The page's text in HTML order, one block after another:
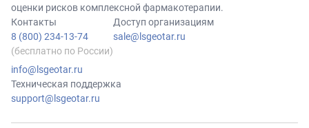
оценки рисков комплексной фармакотерапии.
Контакты
8 (800) 234-13-74
(бесплатно по России)
info@lsgeotar.ru
Доступ организациям
sale@lsgeotar.ru
Техническая поддержка
support@lsgeotar.ru